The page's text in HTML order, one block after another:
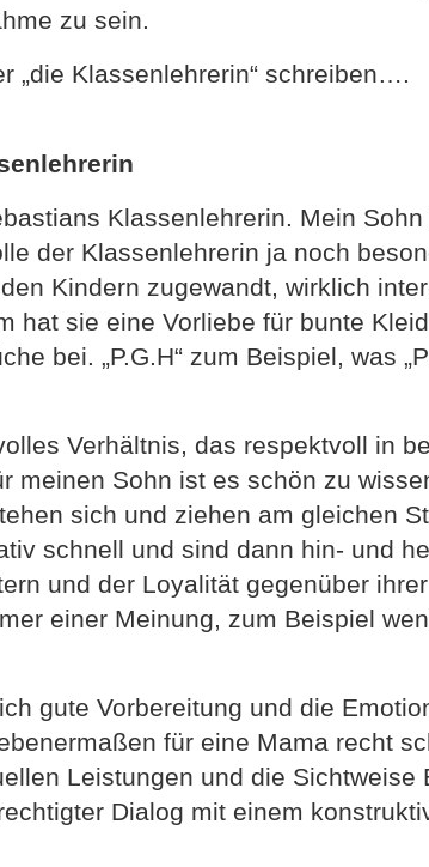
zu sein.
„die Klassenlehrerin“ schreiben….
Klassenlehrerin. Mein
der Klassenlehrerin ja noch
Kindern zugewandt, wirklich
hat sie eine Vorliebe für bunte
bei. „P.G.H“ zum Beispiel, was
Verhältnis, das respektvoll in
meinen Sohn ist es schön zu
sich und ziehen am gleichen
schnell und sind dann hin- und
und der Loyalität gegenüber
einer Meinung, zum Beispiel
gute Vorbereitung und die
für eine Mama recht
Leistungen und die Sichtweise
Dialog mit einem